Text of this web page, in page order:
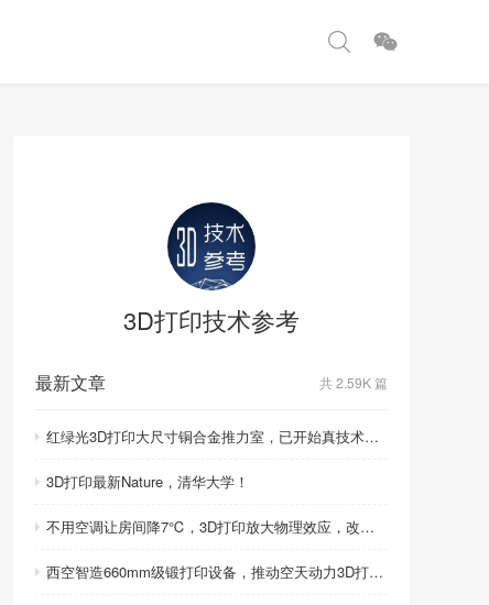
3D打印技术参考
最新文章 共 2.59K 篇
红绿光3D打印大尺寸铜合金推力室，已开始真技术比拼！
3D打印最新Nature，清华大学！
不用空调让房间降7℃，3D打印放大物理效应，改写制冷模式
西空智造660mm级锻打印设备，推动空天动力3D打印智造升级